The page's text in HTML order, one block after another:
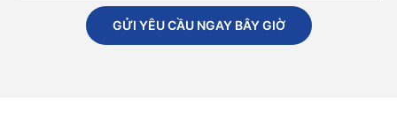
GỬI YÊU CẦU NGAY BÂY GIỜ